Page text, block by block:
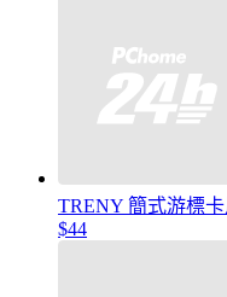
TRENY 簡式游標卡
$44